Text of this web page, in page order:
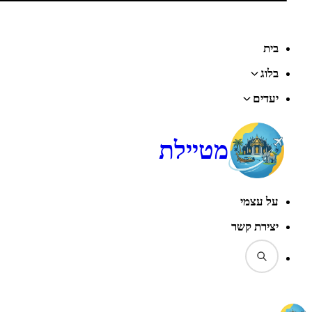
בית
בלוג
יעדים
מטיילת
על עצמי
יצירת קשר